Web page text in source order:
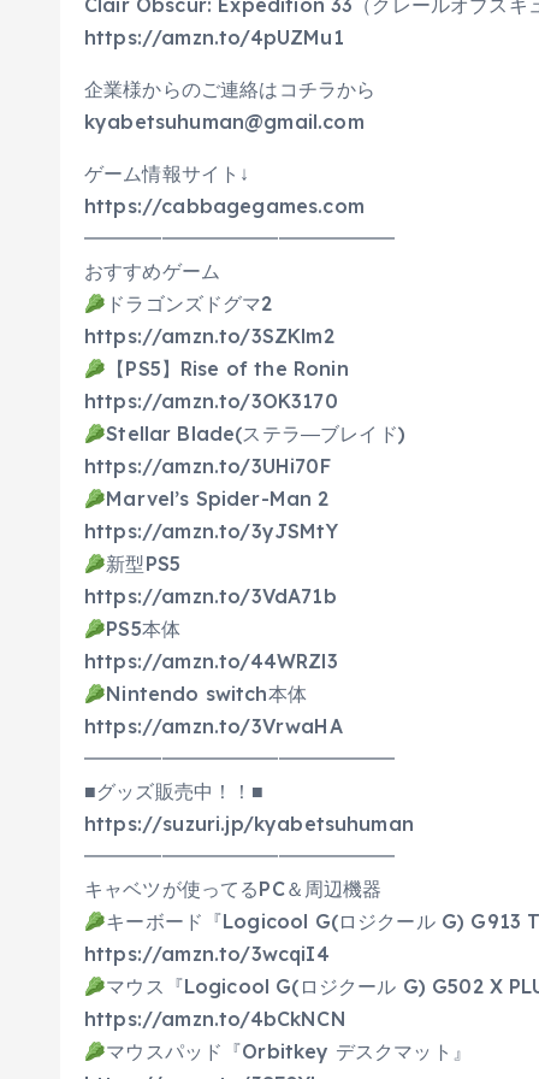
Clair Obscur: Expedition 33（クレールオブスキ
https://amzn.to/4pUZMu1
企業様からのご連絡はコチラから
kyabetsuhuman@gmail.com
ゲーム情報サイト↓
https://cabbagegames.com
━━━━━━━━━━━━━━━━
おすすめゲーム
ドラゴンズドグマ2
https://amzn.to/3SZKlm2
【PS5】Rise of the Ronin
https://amzn.to/3OK3170
Stellar Blade(ステラ―ブレイド)
https://amzn.to/3UHi70F
Marvel’s Spider-Man 2
https://amzn.to/3yJSMtY
新型PS5
https://amzn.to/3VdA71b
PS5本体
https://amzn.to/44WRZl3
Nintendo switch本体
https://amzn.to/3VrwaHA
━━━━━━━━━━━━━━━━
■グッズ販売中！！■
https://suzuri.jp/kyabetsuhuman
━━━━━━━━━━━━━━━━
キャベツが使ってるPC＆周辺機器
キーボード『Logicool G(ロジクール G) G913
https://amzn.to/3wcqiI4
マウス『Logicool G(ロジクール G) G502 X
https://amzn.to/4bCkNCN
マウスパッド『Orbitkey デスクマット』